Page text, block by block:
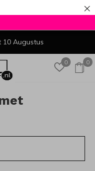
×
0 0
Augustus